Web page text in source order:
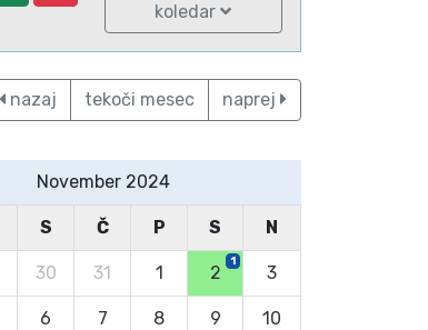
koledar
nazaj tekoči mesec naprej
November 2024
S Č P S N
30 31 1 2
1
3
6 7 8 9 10